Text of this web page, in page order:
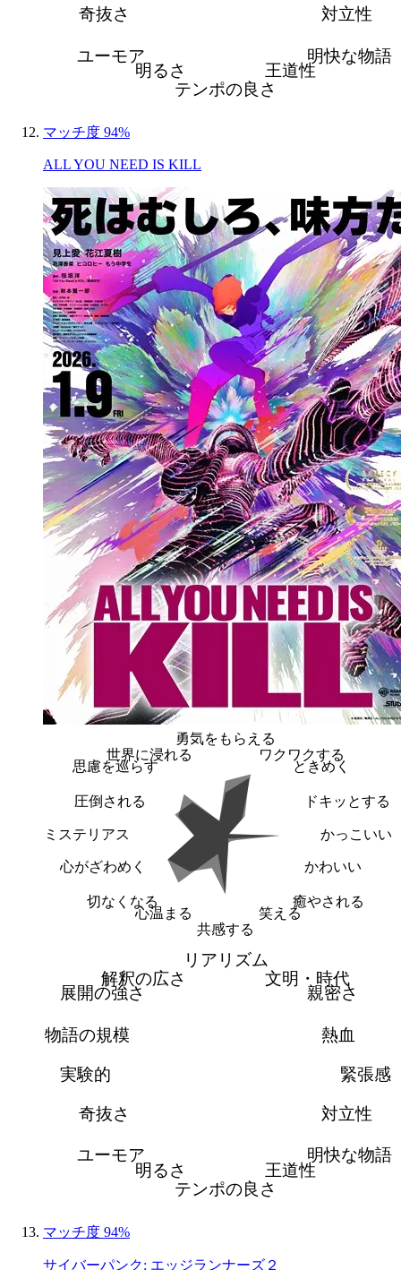
対立性
明快な物語
王道性
テンポの良さ
明るさ
ユーモア
奇抜さ
マッチ度 94%
ALL YOU NEED IS KILL
勇気をもらえる
ワクワクする
ときめく
ドキッとする
かっこいい
かわいい
癒やされる
笑える
共感する
心温まる
切なくなる
心がざわめく
ミステリアス
圧倒される
思慮を巡らす
世界に浸れる
リアリズム
文明・時代
親密さ
熱血
緊張感
対立性
明快な物語
王道性
テンポの良さ
明るさ
ユーモア
奇抜さ
実験的
物語の規模
展開の強さ
解釈の広さ
マッチ度 94%
サイバーパンク: エッジランナーズ２